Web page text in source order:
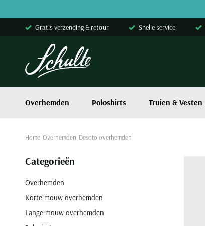
Gratis verzending & retour Snelle service
Overhemden Poloshirts Truien & Vesten
Home Overhemden Desoto overhemden
Categorieën
Overhemden
Korte mouw overhemden
Lange mouw overhemden